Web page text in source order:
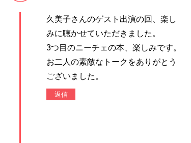
久美子さんのゲスト出演の回、楽し
みに聴かせていただきました。
3つ目のニーチェの本、楽しみです。
お二人の素敵なトークをありがとう
ございました。
返信